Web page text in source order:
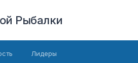
Рыбалки
Лидеры